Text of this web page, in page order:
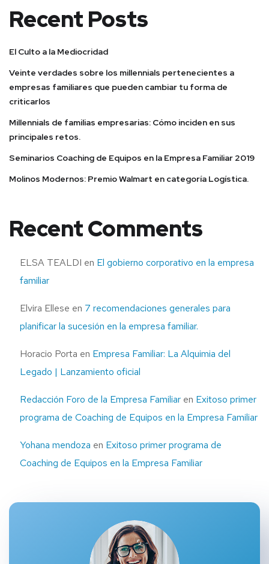
Recent Posts
El Culto a la Mediocridad
Veinte verdades sobre los millennials pertenecientes a
empresas familiares que pueden cambiar tu forma de
criticarlos
Millennials de familias empresarias: Cómo inciden en sus
principales retos.
Seminarios Coaching de Equipos en la Empresa Familiar 2019
Molinos Modernos: Premio Walmart en categoría Logística.
Recent Comments
ELSA TEALDI en El gobierno corporativo en la empresa
familiar
Elvira Ellese en 7 recomendaciones generales para
planificar la sucesión en la empresa familiar.
Horacio Porta en Empresa Familiar: La Alquimia del
Legado | Lanzamiento oficial
Redacción Foro de la Empresa Familiar en Exitoso primer
programa de Coaching de Equipos en la Empresa Familiar
Yohana mendoza en Exitoso primer programa de
Coaching de Equipos en la Empresa Familiar